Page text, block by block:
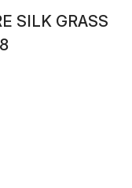
SILK GRASS